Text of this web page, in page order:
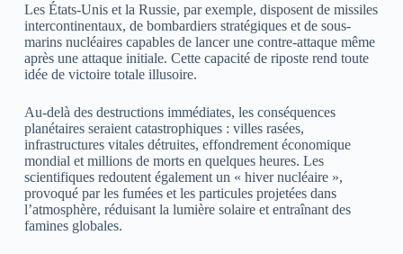
Les États-Unis et la Russie, par exemple, disposent de missiles
intercontinentaux, de bombardiers stratégiques et de sous-
marins nucléaires capables de lancer une contre-attaque même
après une attaque initiale. Cette capacité de riposte rend toute
idée de victoire totale illusoire.
Au-delà des destructions immédiates, les conséquences
planétaires seraient catastrophiques : villes rasées,
infrastructures vitales détruites, effondrement économique
mondial et millions de morts en quelques heures. Les
scientifiques redoutent également un « hiver nucléaire »,
provoqué par les fumées et les particules projetées dans
l’atmosphère, réduisant la lumière solaire et entraînant des
famines globales.